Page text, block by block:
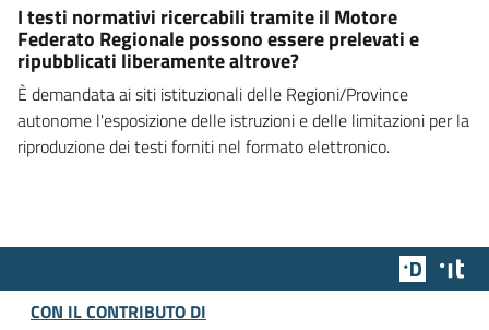
I testi normativi ricercabili tramite il Motore
Federato Regionale possono essere prelevati e
ripubblicati liberamente altrove?
È demandata ai siti istituzionali delle Regioni/Province
autonome l'esposizione delle istruzioni e delle limitazioni per la
riproduzione dei testi forniti nel formato elettronico.
Team
CON IL CONTRIBUTO DI